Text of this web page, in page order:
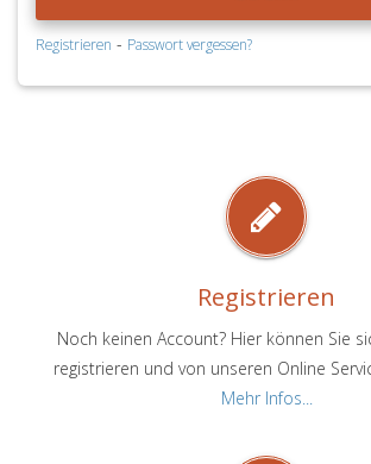
Registrieren - Passwort vergessen?
Registrieren
Noch keinen Account? Hier können Sie
registrieren und von unseren Online
Mehr Infos...